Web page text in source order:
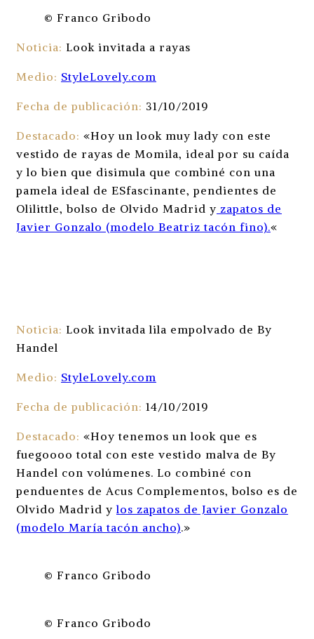
© Franco Gribodo
Noticia: Look invitada a rayas
Medio: StyleLovely.com
Fecha de publicación: 31/10/2019
Destacado: «Hoy un look muy lady con este
vestido de rayas de Momila, ideal por su caída
y lo bien que disimula que combiné con una
pamela ideal de ESfascinante, pendientes de
Olilittle, bolso de Olvido Madrid y zapatos de
Javier Gonzalo (modelo Beatriz tacón fino).«
Noticia: Look invitada lila empolvado de By
Handel
Medio: StyleLovely.com
Fecha de publicación: 14/10/2019
Destacado: «Hoy tenemos un look que es
fuegoooo total con este vestido malva de By
Handel con volúmenes. Lo combiné con
penduentes de Acus Complementos, bolso es de
Olvido Madrid y los zapatos de Javier Gonzalo
(modelo María tacón ancho).»
© Franco Gribodo
© Franco Gribodo